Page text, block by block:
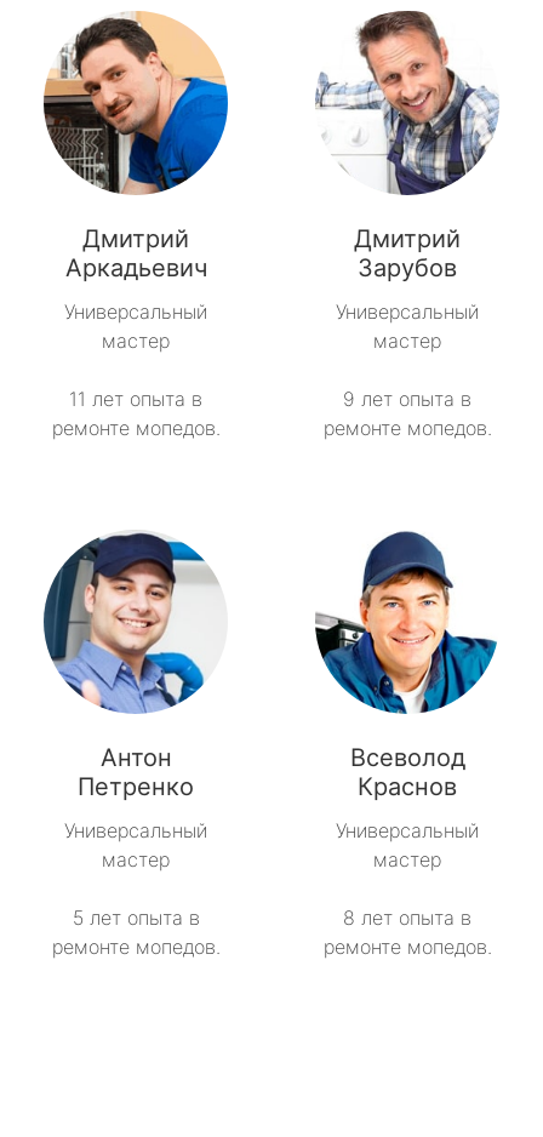
Дмитрий
Аркадьевич
Универсальный
мастер
11 лет опыта в
ремонте мопедов.
Дмитрий
Зарубов
Универсальный
мастер
9 лет опыта в
ремонте мопедов.
Антон
Петренко
Универсальный
мастер
5 лет опыта в
ремонте мопедов.
Всеволод
Краснов
Универсальный
мастер
8 лет опыта в
ремонте мопедов.